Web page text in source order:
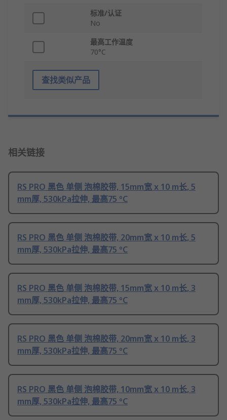
标准/认证
No
最高工作温度
70°C
查找类似产品
相关链接
RS PRO 黑色 单侧 泡棉胶带, 15mm宽 x 10 m长, 5
mm厚, 530kPa拉伸, 最高75 °C
RS PRO 黑色 单侧 泡棉胶带, 20mm宽 x 10 m长, 5
mm厚, 530kPa拉伸, 最高75 °C
RS PRO 黑色 单侧 泡棉胶带, 15mm宽 x 10 m长, 3
mm厚, 530kPa拉伸, 最高75 °C
RS PRO 黑色 单侧 泡棉胶带, 20mm宽 x 10 m长, 3
mm厚, 530kPa拉伸, 最高75 °C
RS PRO 黑色 单侧 泡棉胶带, 10mm宽 x 10 m长, 3
mm厚, 530kPa拉伸, 最高75 °C